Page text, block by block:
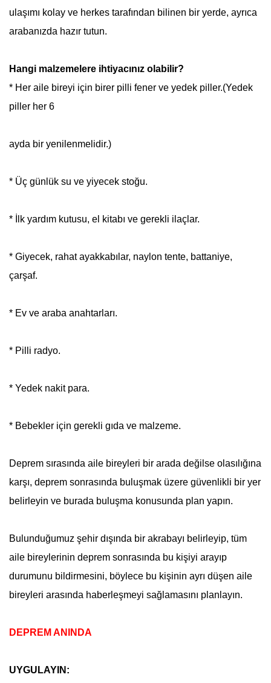
ulaşımı kolay ve herkes tarafından bilinen bir yerde, ayrıca
arabanızda hazır tutun.
Hangi malzemelere ihtiyacınız olabilir?
* Her aile bireyi için birer pilli fener ve yedek piller.(Yedek
piller her 6
ayda bir yenilenmelidir.)
* Üç günlük su ve yiyecek stoğu.
* İlk yardım kutusu, el kitabı ve gerekli ilaçlar.
* Giyecek, rahat ayakkabılar, naylon tente, battaniye,
çarşaf.
* Ev ve araba anahtarları.
* Pilli radyo.
* Yedek nakit para.
* Bebekler için gerekli gıda ve malzeme.
Depremsırasında aile bireyleri bir arada değilse olasılığına
karşı, deprem sonrasında buluşmak üzere güvenlikli bir yer
belirleyin ve burada buluşma konusunda plan yapın.
Bulunduğumuz şehir dışında bir akrabayı belirleyip, tüm
aile bireylerinin deprem sonrasında bu kişiyi arayıp
durumunu bildirmesini, böylece bu kişinin ayrı düşen aile
bireyleri arasında haberleşmeyi sağlamasını planlayın.
DEPREM ANINDA
UYGULAYIN: